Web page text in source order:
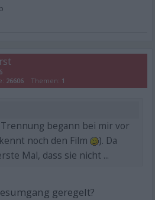
26606 Themen: 1
begann bei mir vor
noch den Film
). Da
Mal, dass sie nicht ...
geregelt?